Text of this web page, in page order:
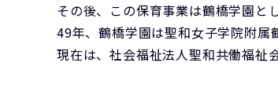
その後、この保育事業は鶴橋学園と
49年、鶴橋学園は聖和女子学院附属
現在は、社会福祉法人聖和共働福祉